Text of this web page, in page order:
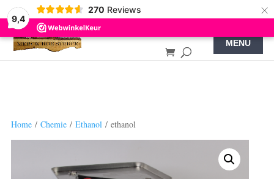
9,4
270 Reviews ×
Home/ Chemie/ Ethanol/ ethanol